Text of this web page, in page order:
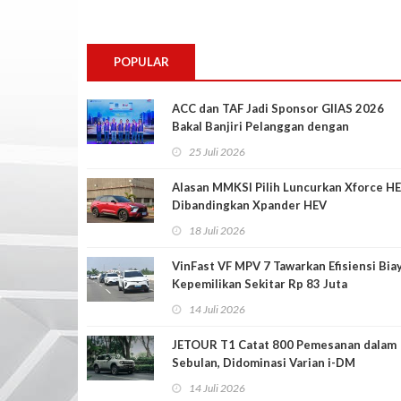
POPULAR
ACC dan TAF Jadi Sponsor GIIAS 2026
Bakal Banjiri Pelanggan dengan
25 Juli 2026
Alasan MMKSI Pilih Luncurkan Xforce
Dibandingkan Xpander HEV
18 Juli 2026
VinFast VF MPV 7 Tawarkan Efisiensi
Kepemilikan Sekitar Rp 83 Juta
14 Juli 2026
JETOUR T1 Catat 800 Pemesanan dalam
Sebulan, Didominasi Varian i-DM
14 Juli 2026